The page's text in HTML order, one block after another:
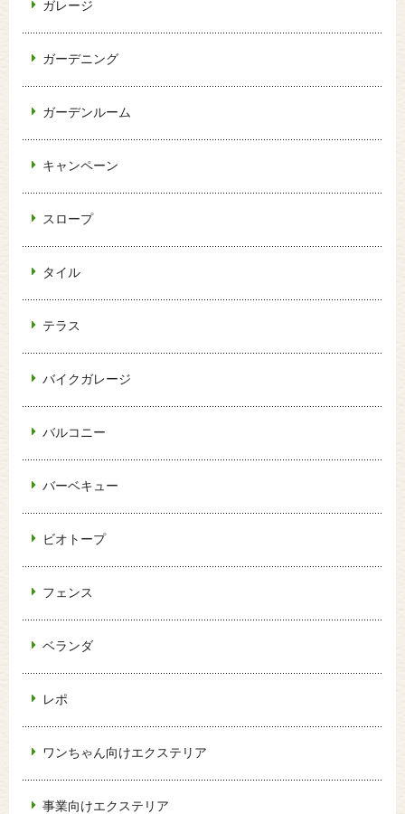
ガレージ
ガーデニング
ガーデンルーム
キャンペーン
スロープ
タイル
テラス
バイクガレージ
バルコニー
バーベキュー
ビオトープ
フェンス
ベランダ
レポ
ワンちゃん向けエクステリア
事業向けエクステリア